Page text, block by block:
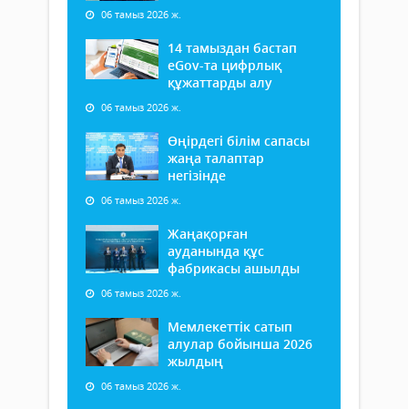
06 тамыз 2026 ж.
14 тамыздан бастап
еGov-та цифрлық
құжаттарды алу
06 тамыз 2026 ж.
Өңірдегі білім сапасы
жаңа талаптар
негізінде
06 тамыз 2026 ж.
Жаңақорған
ауданында құс
фабрикасы ашылды
06 тамыз 2026 ж.
Мемлекеттік сатып
алулар бойынша 2026
жылдың
06 тамыз 2026 ж.